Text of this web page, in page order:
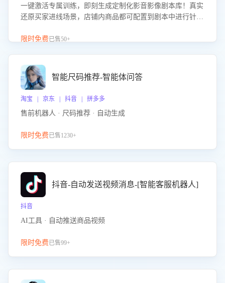
一键激活专属训练，即刻生成定制化影音影像剧本库！真实
还原买家进线场景，店铺内商品都可配置到剧本中进行针对
击 “立即开通”，快速获取影音影像类目剧本，一键开启客服
限时免费已售50+
智能尺码推荐-智能体问答
淘宝 | 京东 | 抖音 | 拼多多
售前机器人 · 尺码推荐 · 自动生成
限时免费已售1230+
抖音-自动发送视频消息-[智能客服机器人]
抖音
AI工具 · 自动推送商品视频
限时免费已售99+